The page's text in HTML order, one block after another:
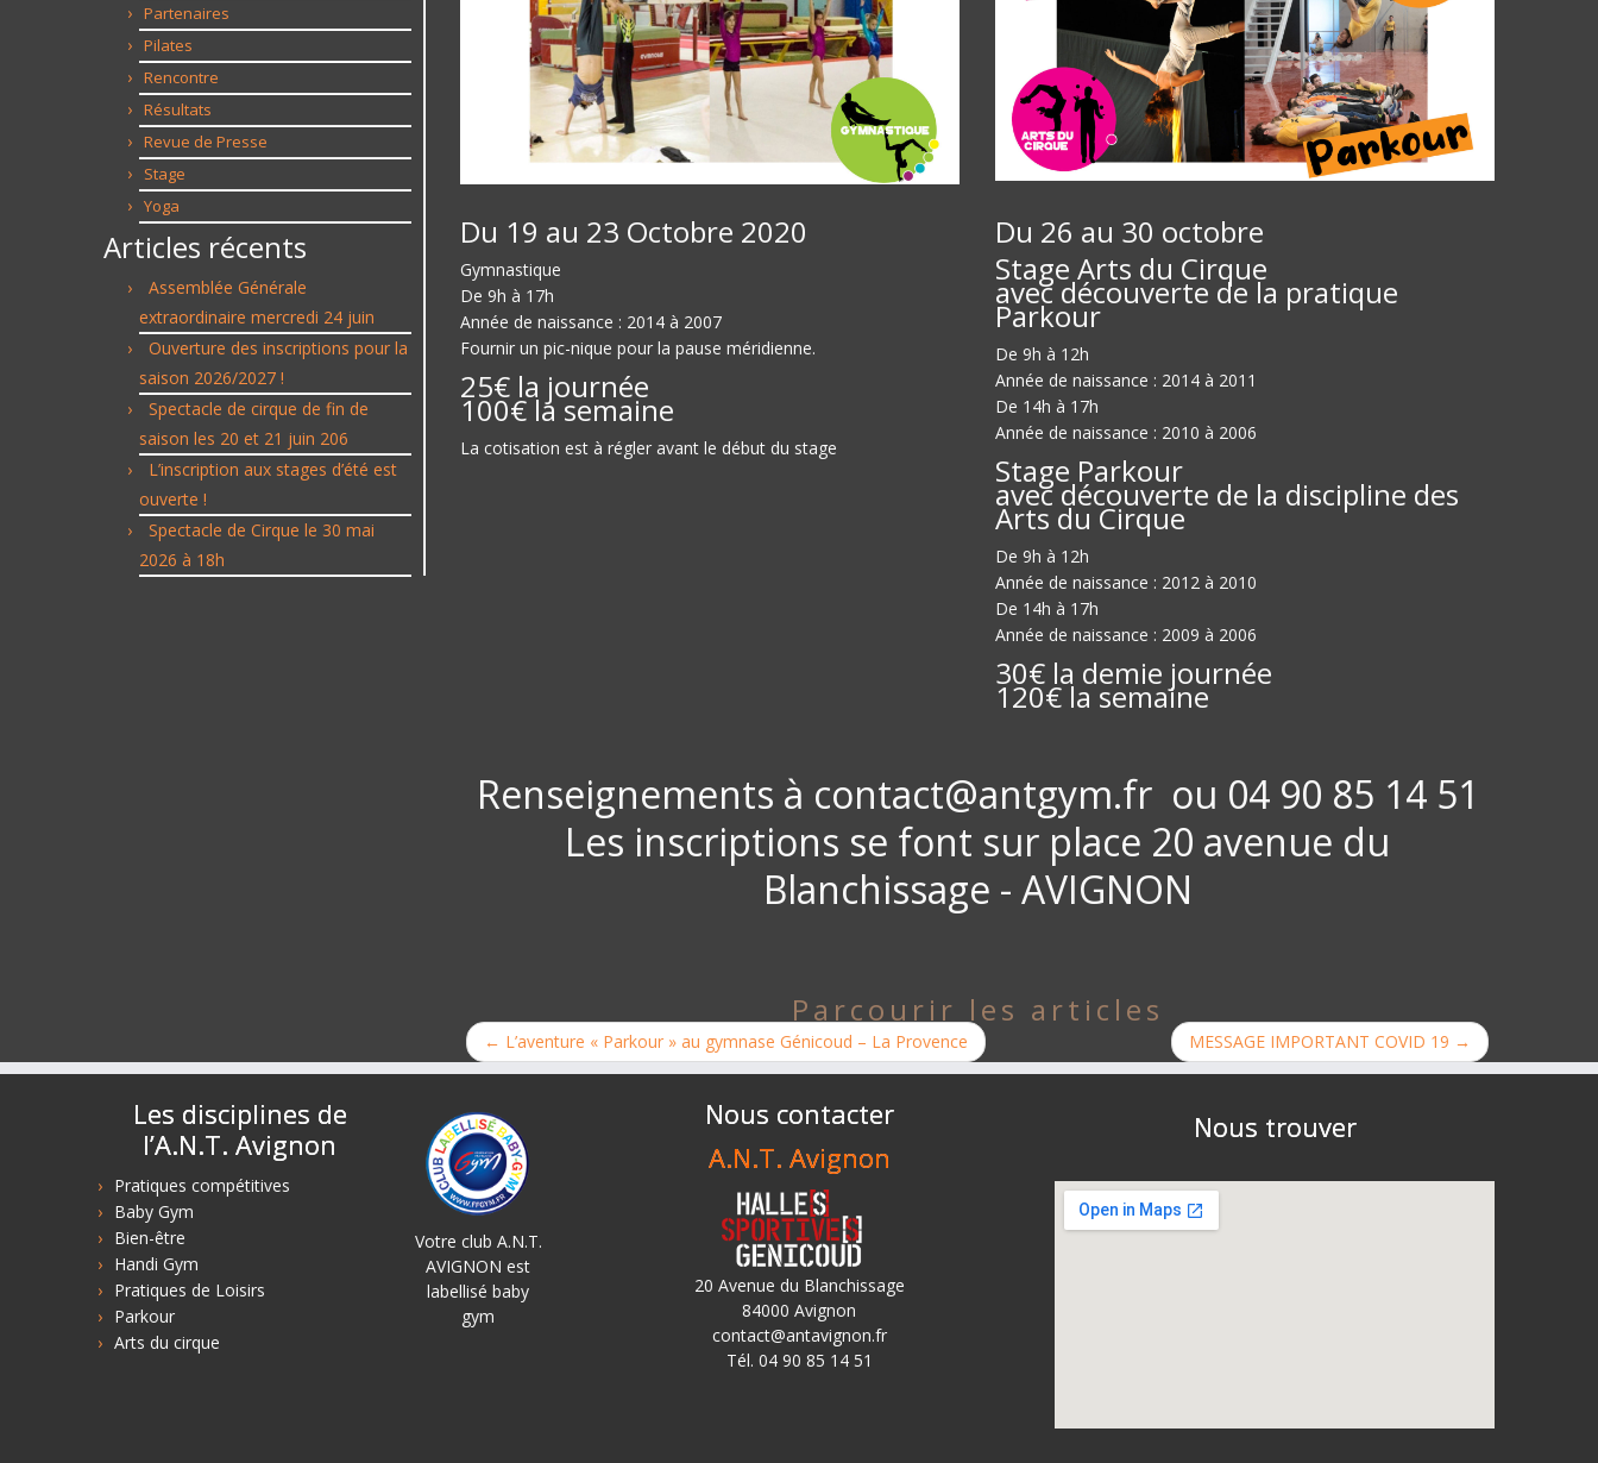
Partenaires
Pilates
Rencontre
Résultats
Revue de Presse
Stage
Yoga
Articles récents
Assemblée Générale
extraordinaire mercredi 24 juin
Ouverture des inscriptions pour la
saison 2026/2027 !
Spectacle de cirque de fin de
saison les 20 et 21 juin 206
L’inscription aux stages d’été est
ouverte !
Spectacle de Cirque le 30 mai
2026 à 18h
Du 19 au 23 Octobre 2020
Gymnastique
De 9h à 17h
Année de naissance : 2014 à 2007
Fournir un pic-nique pour la pause méridienne.
25€ la journée
100€ la semaine
La cotisation est à régler avant le début du stage
Du 26 au 30 octobre
Stage Arts du Cirque
avec découverte de la pratique
Parkour
De 9h à 12h
Année de naissance : 2014 à 2011
De 14h à 17h
Année de naissance : 2010 à 2006
Stage Parkour
avec découverte de la discipline des
Arts du Cirque
De 9h à 12h
Année de naissance : 2012 à 2010
De 14h à 17h
Année de naissance : 2009 à 2006
30€ la demie journée
120€ la semaine
Renseignements à contact@antgym.fr ou 04 90 85 14 51
Les inscriptions se font sur place 20 avenue du
Blanchissage - AVIGNON
Parcourir les articles
← L’aventure « Parkour » au gymnase Génicoud – La Provence MESSAGE IMPORTANT COVID 19 →
Les disciplines de
l’A.N.T. Avignon
Pratiques compétitives
Baby Gym
Bien-être
Handi Gym
Pratiques de Loisirs
Parkour
Arts du cirque
Votre club A.N.T.
AVIGNON est
labellisé baby
gym
Nous contacter
A.N.T. Avignon
20 Avenue du Blanchissage
84000 Avignon
contact@antavignon.fr
Tél. 04 90 85 14 51
Nous trouver